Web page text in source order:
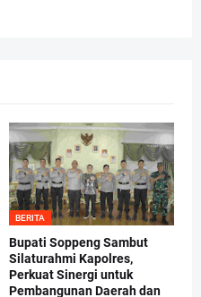
BERITA
Bupati Soppeng Sambut
Silaturahmi Kapolres,
Perkuat Sinergi untuk
Pembangunan Daerah dan